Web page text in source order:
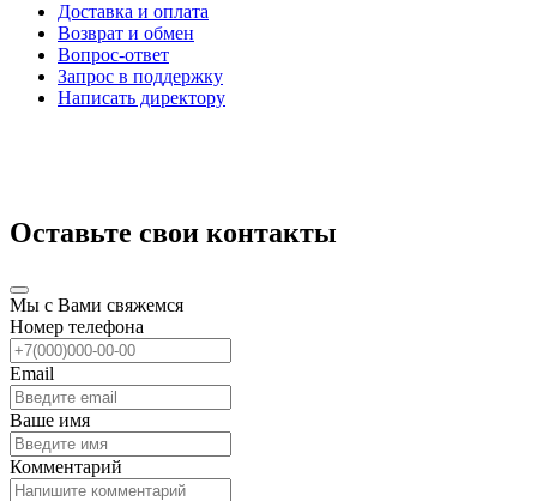
Доставка и оплата
Возврат и обмен
Вопрос-ответ
Запрос в поддержку
Написать директору
Оставьте свои контакты
Мы с Вами свяжемся
Номер телефона
Email
Ваше имя
Комментарий